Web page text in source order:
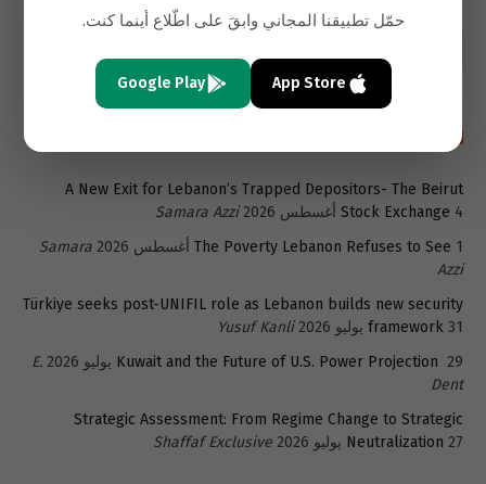
A New Exit for Lebanon’s Trapped Depositors- The Beirut
Stock Exchange 4 أغسطس 2026
Samara Azzi
The Poverty Lebanon Refuses to See 1 أغسطس 2026
Samara
Azzi
Türkiye seeks post-UNIFIL role as Lebanon builds new security
framework 31 يوليو 2026
Yusuf Kanli
Kuwait and the Future of U.S. Power Projection 29 يوليو 2026
E.
Dent
Strategic Assessment: From Regime Change to Strategic
Neutralization 27 يوليو 2026 Shaffaf Exclusive
حمّل تطبيقنا المجاني وابقَ على اطّلاع أينما كنت.
App Store
Google Play